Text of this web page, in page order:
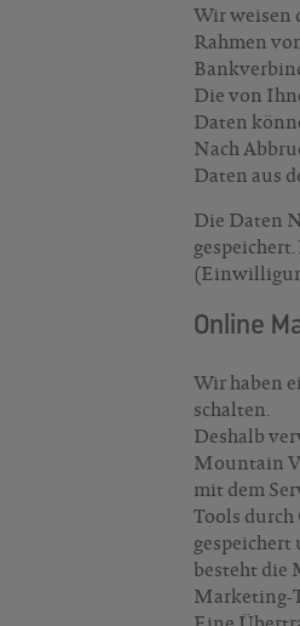
Wir weisen
Rahmen
Die von
Daten
Nach
Daten aus
Die Daten
Online
Wir haben
schalten.
Deshalb
Mountain
mit dem
Tools
besteht die
Marketing-